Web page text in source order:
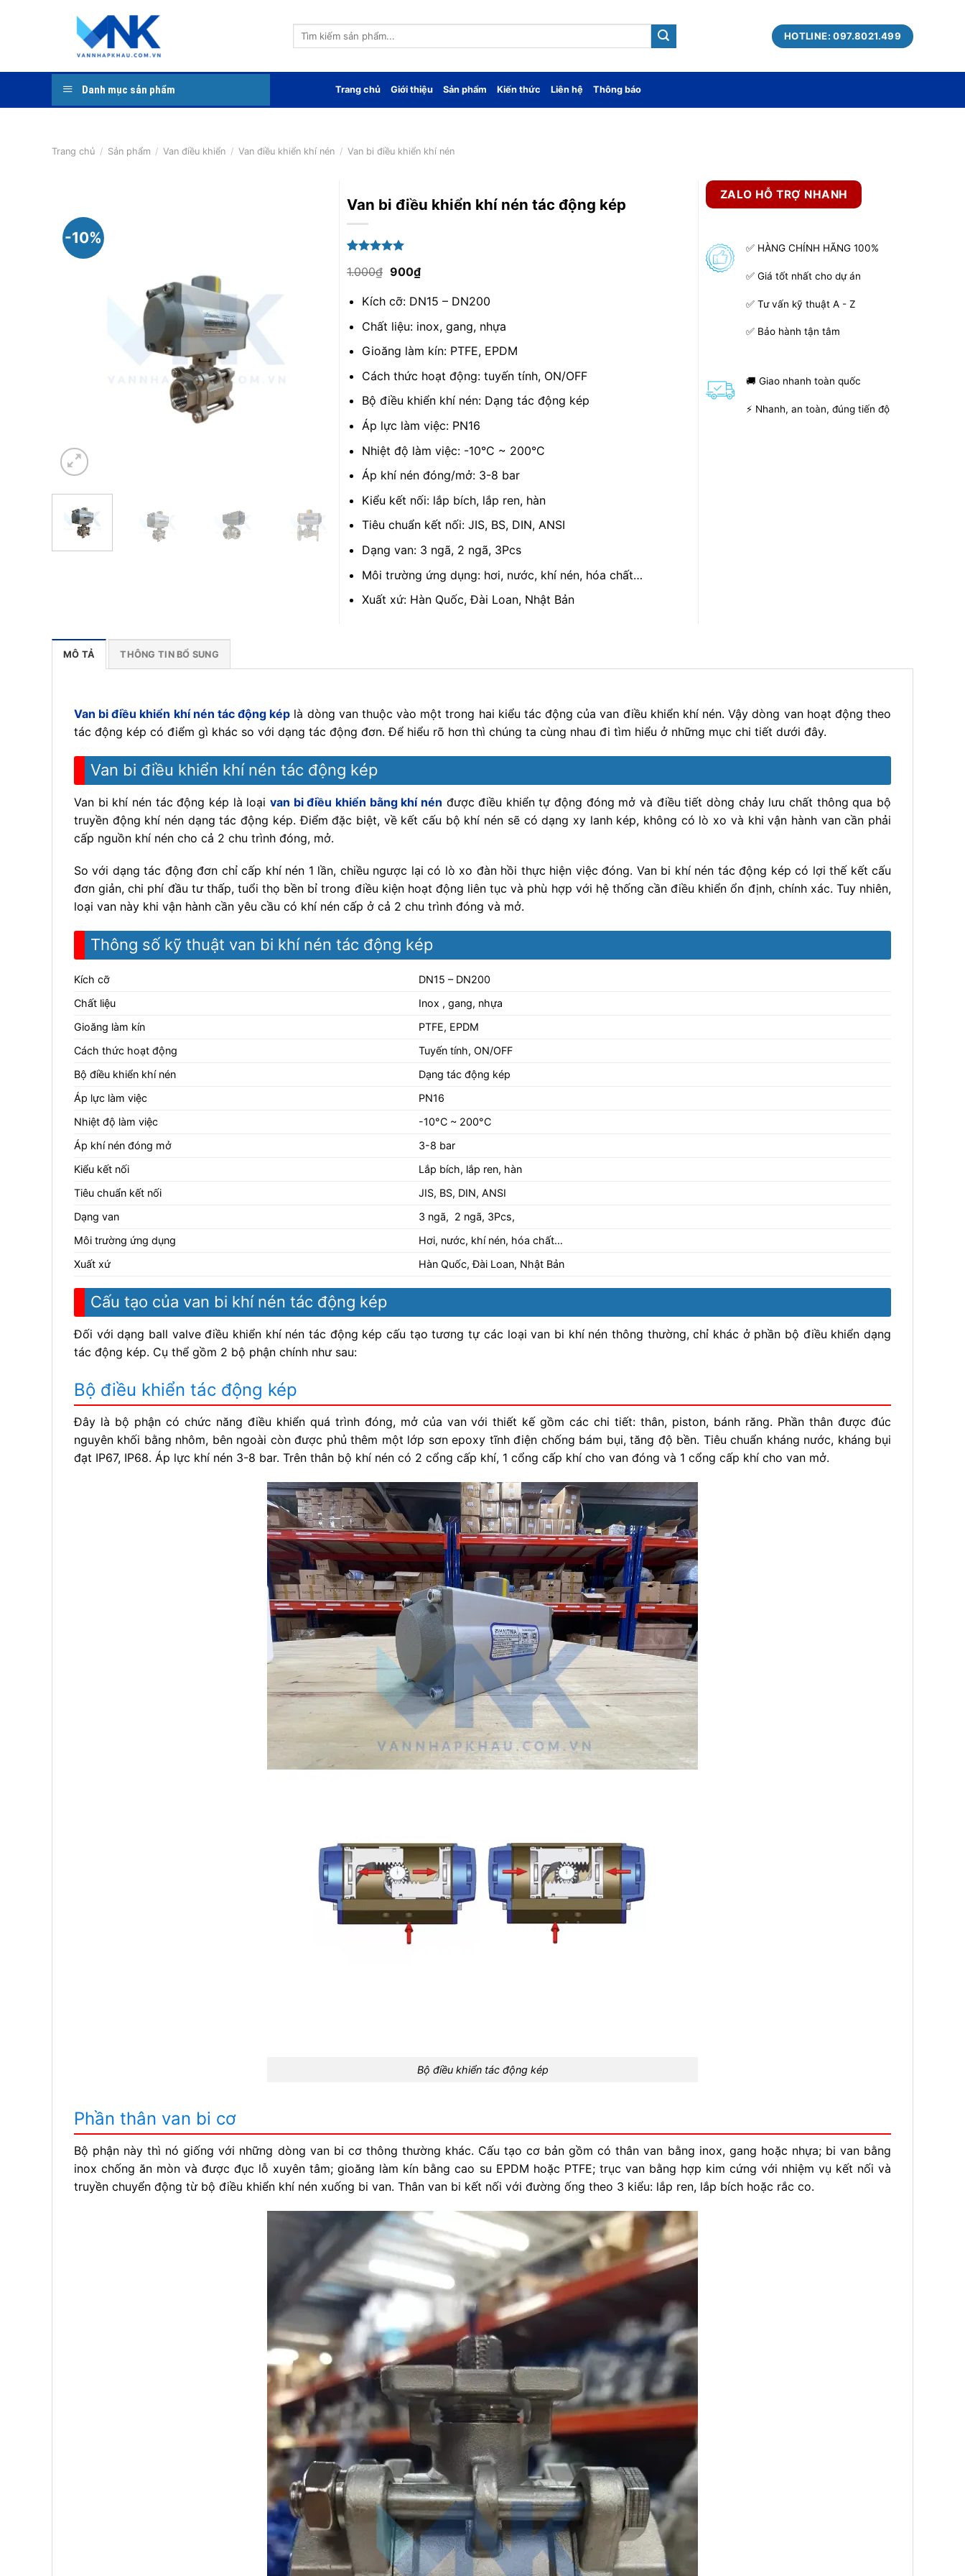
Tìm
HOTLINE: 097.8021.499
Danh mục sản phẩm Trang chủ Giới thiệu Sản phẩm Kiến thức Liên hệ Thông báo
Trang chủ / Sản phẩm / Van điều khiển / Van điều khiển khí nén / Van bi điều khiển khí nén
-10%
Van bi điều khiển khí nén tác động kép
dựa trên
1.000₫ Giá
là:
1.000₫.
900₫Giá
hiện
tại
là:
Kích cỡ: DN15 – DN200
Chất liệu: inox, gang, nhựa
Gioăng làm kín: PTFE, EPDM
Cách thức hoạt động: tuyến tính, ON/OFF
Bộ điều khiển khí nén: Dạng tác động kép
Áp lực làm việc: PN16
Nhiệt độ làm việc: -10°C ~ 200°C
Áp khí nén đóng/mở: 3-8 bar
Kiểu kết nối: lắp bích, lắp ren, hàn
Tiêu chuẩn kết nối: JIS, BS, DIN, ANSI
Dạng van: 3 ngã, 2 ngã, 3Pcs
Môi trường ứng dụng: hơi, nước, khí nén, hóa chất…
Xuất xứ: Hàn Quốc, Đài Loan, Nhật Bản
ZALO HỖ TRỢ NHANH
✅ HÀNG CHÍNH HÃNG 100%
✅ Giá tốt nhất cho dự án
✅ Tư vấn kỹ thuật A - Z
✅ Bảo hành tận tâm
🚚 Giao nhanh toàn quốc
⚡ Nhanh, an toàn, đúng tiến độ
MÔ TẢ THÔNG TIN BỔ SUNG
Van bi điều khiển khí nén tác động kép là dòng van thuộc vào một trong hai kiểu tác động của van điều khiển khí nén. Vậy dòng van hoạt động theo
tác động kép có điểm gì khác so với dạng tác động đơn. Để hiểu rõ hơn thì chúng ta cùng nhau đi tìm hiểu ở những mục chi tiết dưới đây.
Van bi điều khiển khí nén tác động kép
Van bi khí nén tác động kép là loại van bi điều khiển bằng khí nén được điều khiển tự động đóng mở và điều tiết dòng chảy lưu chất thông qua bộ
truyền động khí nén dạng tác động kép. Điểm đặc biệt, về kết cấu bộ khí nén sẽ có dạng xy lanh kép, không có lò xo và khi vận hành van cần phải
cấp nguồn khí nén cho cả 2 chu trình đóng, mở.
So với dạng tác động đơn chỉ cấp khí nén 1 lần, chiều ngược lại có lò xo đàn hồi thực hiện việc đóng. Van bi khí nén tác động kép có lợi thế kết cấu
đơn giản, chi phí đầu tư thấp, tuổi thọ bền bỉ trong điều kiện hoạt động liên tục và phù hợp với hệ thống cần điều khiển ổn định, chính xác. Tuy nhiên,
loại van này khi vận hành cần yêu cầu có khí nén cấp ở cả 2 chu trình đóng và mở.
Thông số kỹ thuật van bi khí nén tác động kép
Kích cỡ
DN15 – DN200
Chất liệu
Inox , gang, nhựa
Gioăng làm kín
PTFE, EPDM
Cách thức hoạt động
Tuyến tính, ON/OFF
Bộ điều khiển khí nén
Dạng tác động kép
Áp lực làm việc
PN16
Nhiệt độ làm việc
-10°C ~ 200°C
Áp khí nén đóng mở
3-8 bar
Kiểu kết nối
Lắp bích, lắp ren, hàn
Tiêu chuẩn kết nối
JIS, BS, DIN, ANSI
Dạng van
3 ngã, 2 ngã, 3Pcs,
Môi trường ứng dụng
Hơi, nước, khí nén, hóa chất…
Xuất xứ
Hàn Quốc, Đài Loan, Nhật Bản
Cấu tạo của van bi khí nén tác động kép
Đối với dạng ball valve điều khiển khí nén tác động kép cấu tạo tương tự các loại van bi khí nén thông thường, chỉ khác ở phần bộ điều khiển dạng
tác động kép. Cụ thể gồm 2 bộ phận chính như sau:
Bộ điều khiển tác động kép
Đây là bộ phận có chức năng điều khiển quá trình đóng, mở của van với thiết kế gồm các chi tiết: thân, piston, bánh răng. Phần thân được đúc
nguyên khối bằng nhôm, bên ngoài còn được phủ thêm một lớp sơn epoxy tĩnh điện chống bám bụi, tăng độ bền. Tiêu chuẩn kháng nước, kháng bụi
đạt IP67, IP68. Áp lực khí nén 3-8 bar. Trên thân bộ khí nén có 2 cổng cấp khí, 1 cổng cấp khí cho van đóng và 1 cổng cấp khí cho van mở.
Bộ điều khiển tác động kép
Phần thân van bi cơ
Bộ phận này thì nó giống với những dòng van bi cơ thông thường khác. Cấu tạo cơ bản gồm có thân van bằng inox, gang hoặc nhựa; bi van bằng
inox chống ăn mòn và được đục lỗ xuyên tâm; gioăng làm kín bằng cao su EPDM hoặc PTFE; trục van bằng hợp kim cứng với nhiệm vụ kết nối và
truyền chuyển động từ bộ điều khiển khí nén xuống bi van. Thân van bi kết nối với đường ống theo 3 kiểu: lắp ren, lắp bích hoặc rắc co.